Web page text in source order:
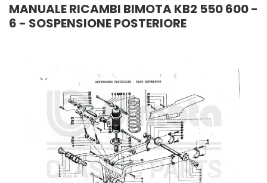
MANUALE RICAMBI BIMOTA KB2 550 600 -
6 - SOSPENSIONE POSTERIORE